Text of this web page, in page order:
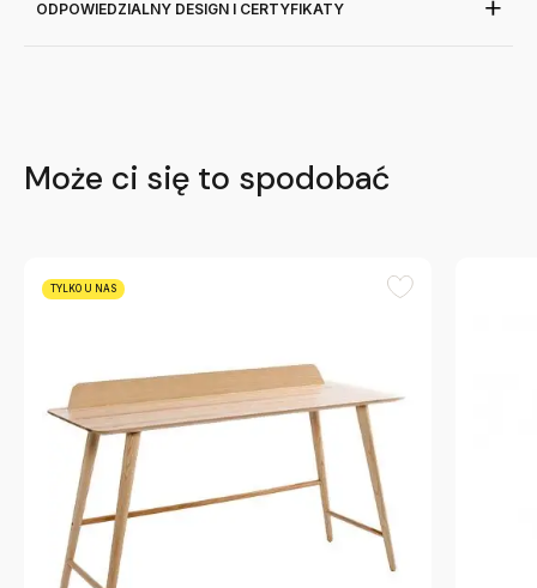
ODPOWIEDZIALNY DESIGN I CERTYFIKATY
Może ci się to spodobać
TYLKO U NAS